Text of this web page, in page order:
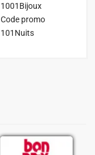
1001Bijoux
Code promo
101Nuits